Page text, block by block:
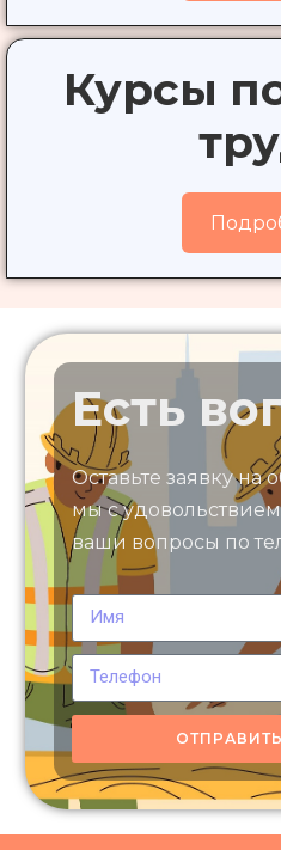
Курсы
Есть
Оставьте заявку на
мы с
ваши вопросы по